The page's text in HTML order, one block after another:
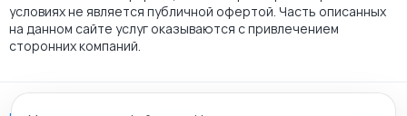
условиях не является публичной офертой. Часть описанных
на данном сайте услуг оказываются с привлечением
сторонних компаний.